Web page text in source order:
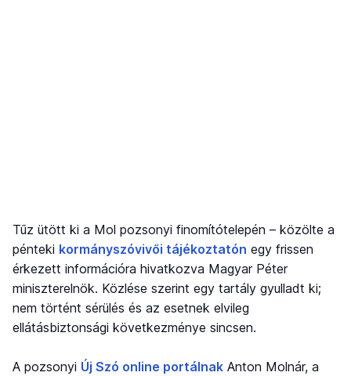
Tűz ütött ki a Mol pozsonyi finomítótelepén – közölte a
pénteki kormányszóvivői tájékoztatón egy frissen
érkezett információra hivatkozva Magyar Péter
miniszterelnök. Közlése szerint egy tartály gyulladt ki;
nem történt sérülés és az esetnek elvileg
ellátásbiztonsági következménye sincsen.
A pozsonyi Új Szó online portálnak Anton Molnár, a